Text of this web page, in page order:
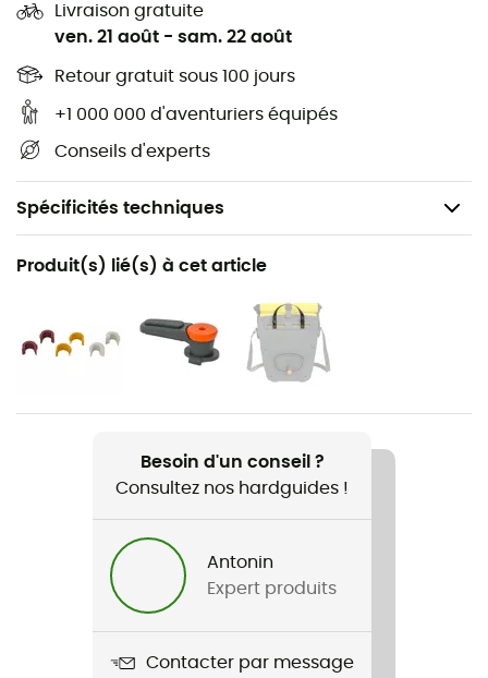
Livraison gratuite
ven. 21 août - sam. 22 août
Retour gratuit sous 100 jours
+1 000 000 d'aventuriers équipés
Conseils d'experts
Spécificités techniques
Recommandé pour
Vélo de route
Genre
Homme / Femme
Poids
Nom du produit
Aqua Back Pro
Green Shape / Origine Européenne Garantie
Produit(s) lié(s) à cet article
Besoin d'un conseil ?
Consultez nos hardguides !
Antonin
Expert produits
Contacter par message